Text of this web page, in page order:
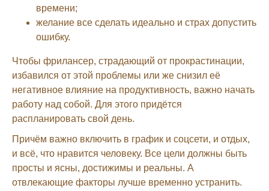
времени;
желание все сделать идеально и страх допустить
ошибку.
Чтобы фрилансер, страдающий от прокрастинации,
избавился от этой проблемы или же снизил её
негативное влияние на продуктивность, важно начать
работу над собой. Для этого придётся
распланировать свой день.
Причём важно включить в график и соцсети, и отдых,
и всё, что нравится человеку. Все цели должны быть
просты и ясны, достижимы и реальны. А
отвлекающие факторы лучше временно устранить.